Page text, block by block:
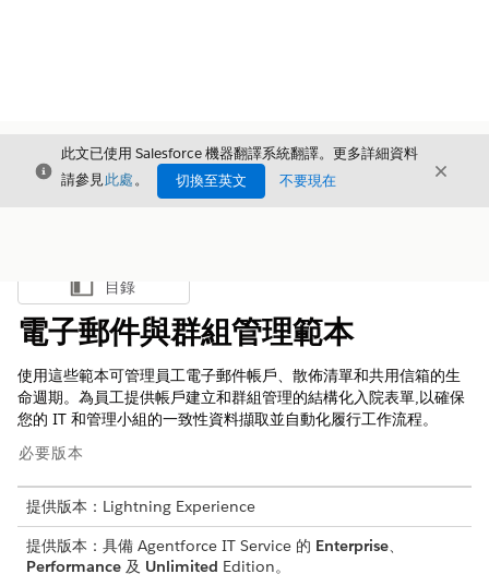
結束
此文已使用 Salesforce 機器翻譯系統翻譯。更多詳細資料
請參見此處。 切換至英文 不要現在 結束
顯示目錄
目錄
電子郵件與群組管理範本
使用這些範本可管理員工電子郵件帳戶、散佈清單和共用信箱的生
命週期。為員工提供帳戶建立和群組管理的結構化入院表單,以確保
您的 IT 和管理小組的一致性資料擷取並自動化履行工作流程。
必要版本
提供版本：Lightning Experience
提供版本：具備 Agentforce IT Service 的 Enterprise、
Performance 及 Unlimited Edition。